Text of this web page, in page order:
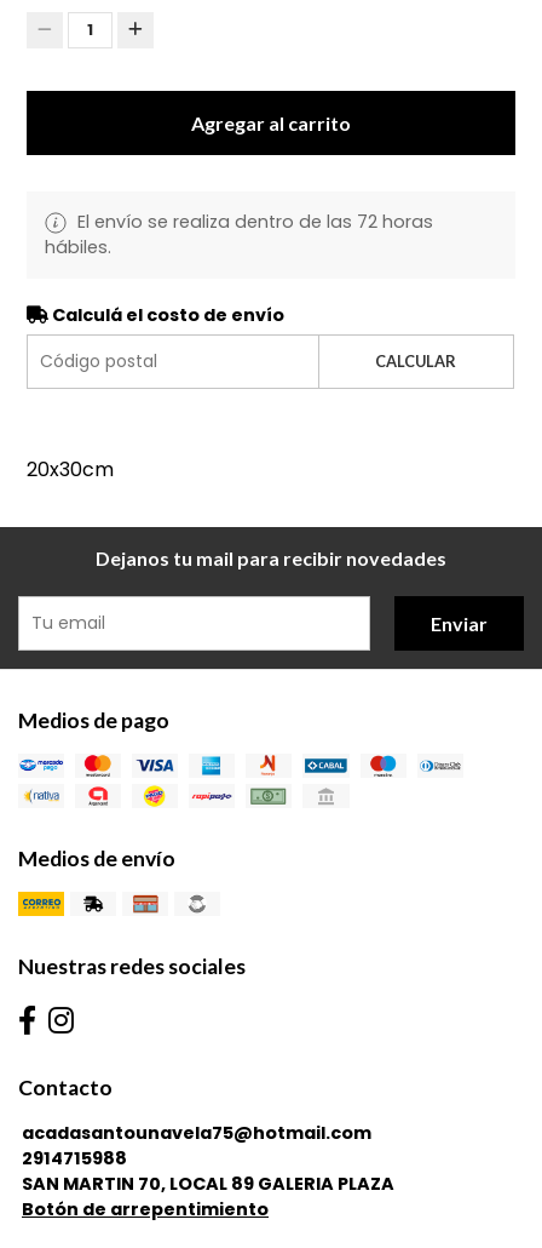
1
Agregar al carrito
El envío se realiza dentro de las 72 horas
hábiles.
Calculá el costo de envío
CALCULAR
20x30cm
Dejanos tu mail para recibir novedades
Enviar
Medios de pago
Medios de envío
Nuestras redes sociales
Contacto
acadasantounavela75@hotmail.com
2914715988
SAN MARTIN 70, LOCAL 89 GALERIA PLAZA
Botón de arrepentimiento